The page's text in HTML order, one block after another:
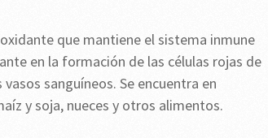
que mantiene el sistema inmune
en la formación de las células rojas de
sanguíneos. Se encuentra en
y soja, nueces y otros alimentos.